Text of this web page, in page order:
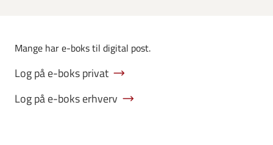
Mange har e-boks til digital post.
Log på e-boks privat
Log på e-boks erhverv